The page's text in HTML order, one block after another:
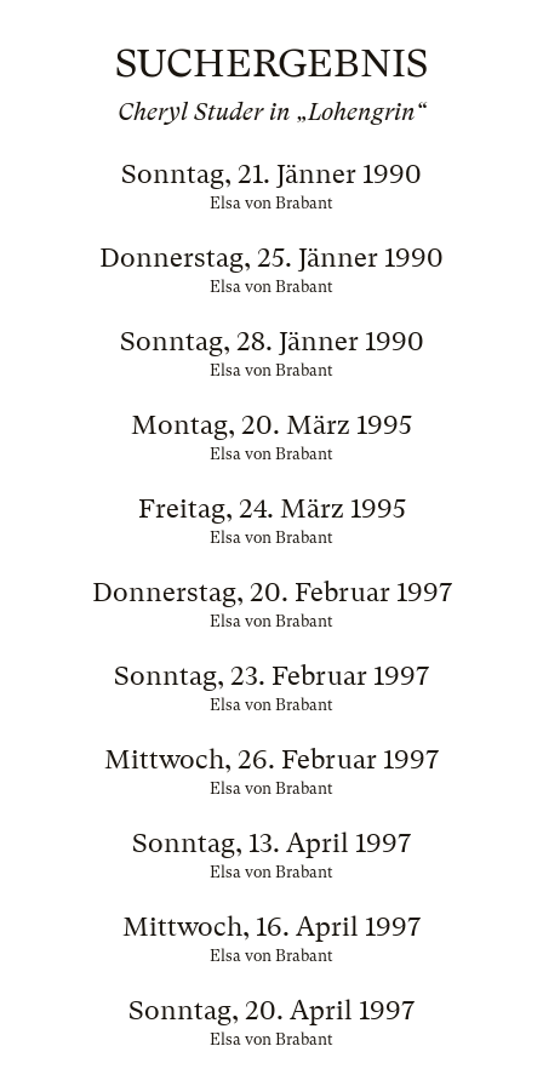
SUCHERGEBNIS
Cheryl Studer in „Lohengrin“
Sonntag, 21. Jänner 1990
Elsa von Brabant
Donnerstag, 25. Jänner 1990
Elsa von Brabant
Sonntag, 28. Jänner 1990
Elsa von Brabant
Montag, 20. März 1995
Elsa von Brabant
Freitag, 24. März 1995
Elsa von Brabant
Donnerstag, 20. Februar 1997
Elsa von Brabant
Sonntag, 23. Februar 1997
Elsa von Brabant
Mittwoch, 26. Februar 1997
Elsa von Brabant
Sonntag, 13. April 1997
Elsa von Brabant
Mittwoch, 16. April 1997
Elsa von Brabant
Sonntag, 20. April 1997
Elsa von Brabant